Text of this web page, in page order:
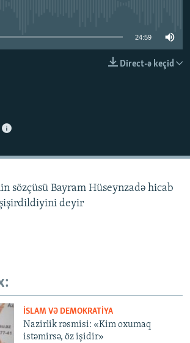
KITABXANASI
TELEFONUNUZDA
saytları
24:59
Direct-ə keçid
sözçüsü Bayram Hüseynzadə hicab
deyir
İSLAM VƏ DEMOKRATIYA
Nazirlik rəsmisi: «Kim oxumaq
istəmirsə, öz işidir»